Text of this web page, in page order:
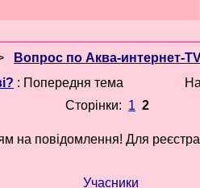
Вопрос по Аква-интернет-
: Попередня тема
Сторінки: 1 2
на повідомлення! Для
Учасники